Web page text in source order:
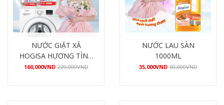
NƯỚC GIẶT XẢ
HOGISA HƯƠNG TÌNH
YÊU 4800ML
160,000VND 220,000VND
NƯỚC LAU SÀN
1000ML
35,000VND 60,000VND